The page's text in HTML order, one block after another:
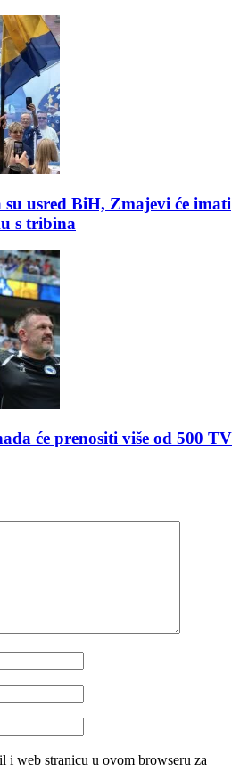
usred BiH, Zmajevi će imati
s tribina
će prenositi više od 500 TV
i web stranicu u ovom browseru za